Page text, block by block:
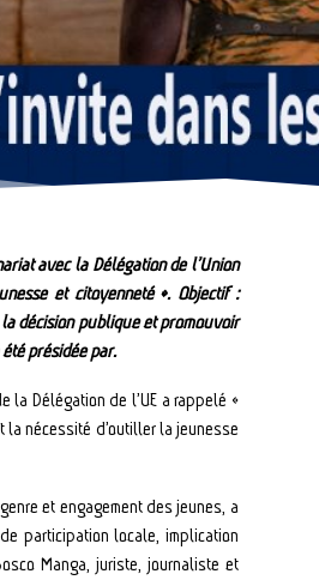
avec la Délégation de l’Union
et citoyenneté ». Objectif :
décision publique et promouvoir
présidée par.
la Délégation de l’UE a rappelé «
la nécessité d’outiller la jeunesse
et engagement des jeunes, a
participation locale, implication
Manga, juriste, journaliste et